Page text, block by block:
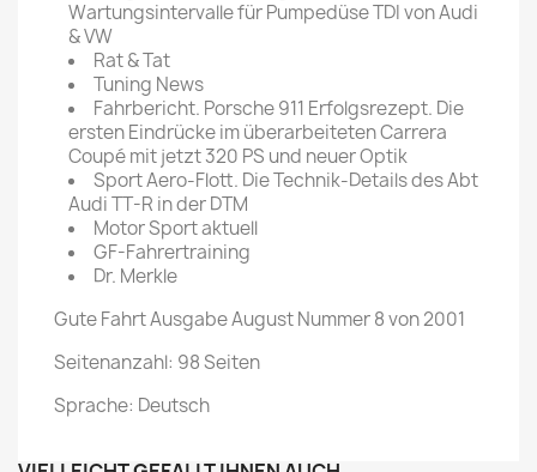
Wartungsintervalle für Pumpedüse TDI von Audi
& VW
Rat & Tat
Tuning News
Fahrbericht. Porsche 911 Erfolgsrezept. Die
ersten Eindrücke im überarbeiteten Carrera
Coupé mit jetzt 320 PS und neuer Optik
Sport Aero-Flott. Die Technik-Details des Abt
Audi TT-R in der DTM
Motor Sport aktuell
GF-Fahrertraining
Dr. Merkle
Gute Fahrt Ausgabe August Nummer 8 von 2001
Seitenanzahl: 98 Seiten
Sprache: Deutsch